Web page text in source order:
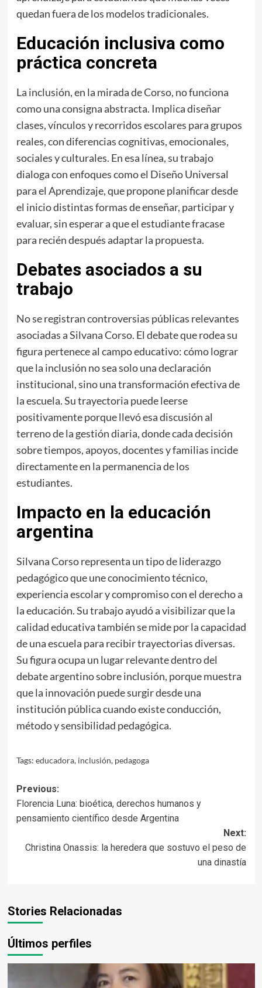
quedan fuera de los modelos tradicionales.
Educación inclusiva como
práctica concreta
La inclusión, en la mirada de Corso, no funciona
como una consigna abstracta. Implica diseñar
clases, vínculos y recorridos escolares para grupos
reales, con diferencias cognitivas, emocionales,
sociales y culturales. En esa línea, su trabajo
dialoga con enfoques como el Diseño Universal
para el Aprendizaje, que propone planificar desde
el inicio distintas formas de enseñar, participar y
evaluar, sin esperar a que el estudiante fracase
para recién después adaptar la propuesta.
Debates asociados a su
trabajo
No se registran controversias públicas relevantes
asociadas a Silvana Corso. El debate que rodea su
figura pertenece al campo educativo: cómo lograr
que la inclusión no sea solo una declaración
institucional, sino una transformación efectiva de
la escuela. Su trayectoria puede leerse
positivamente porque llevó esa discusión al
terreno de la gestión diaria, donde cada decisión
sobre tiempos, apoyos, docentes y familias incide
directamente en la permanencia de los
estudiantes.
Impacto en la educación
argentina
Silvana Corso representa un tipo de liderazgo
pedagógico que une conocimiento técnico,
experiencia escolar y compromiso con el derecho a
la educación. Su trabajo ayudó a visibilizar que la
calidad educativa también se mide por la capacidad
de una escuela para recibir trayectorias diversas.
Su figura ocupa un lugar relevante dentro del
debate argentino sobre inclusión, porque muestra
que la innovación puede surgir desde una
institución pública cuando existe conducción,
método y sensibilidad pedagógica.
Tags: educadora, inclusión, pedagoga
Post
navigation
Previous:
Florencia Luna: bioética, derechos humanos y
pensamiento científico desde Argentina
Next:
Christina Onassis: la heredera que sostuvo el peso de
una dinastía
Stories Relacionadas
Últimos perfiles